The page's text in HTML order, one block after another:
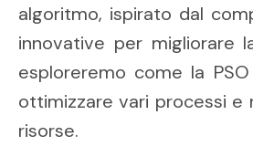
algoritmo, ispirato dal
innovative per migliorare
esploreremo come la
ottimizzare vari processi e
risorse.